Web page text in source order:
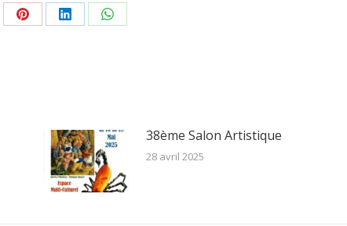
PartagerPartagerPartager
38ème Salon Artistique
28 avril 2025